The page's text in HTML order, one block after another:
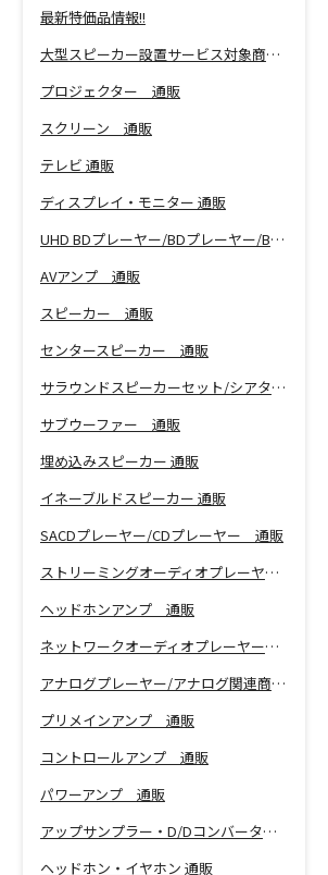
最新特価品情報!!
大型スピーカー設置サービス対象商品！
プロジェクター 通販
スクリーン 通販
テレビ 通販
ディスプレイ・モニター 通販
UHD BDプレーヤー/BDプレーヤー/BDレコーダー 通販
AVアンプ 通販
スピーカー 通販
センタースピーカー 通販
サラウンドスピーカーセット/シアターバー 通販
サブウーファー 通販
埋め込みスピーカー 通販
イネーブルドスピーカー 通販
SACDプレーヤー/CDプレーヤー 通販
ストリーミングオーディオプレーヤー 通販
ヘッドホンアンプ 通販
ネットワークオーディオプレーヤー 通販
アナログプレーヤー/アナログ関連商品 通販
プリメインアンプ 通販
コントロールアンプ 通販
パワーアンプ 通販
アップサンプラー・D/Dコンバーター 通販
ヘッドホン・イヤホン 通販